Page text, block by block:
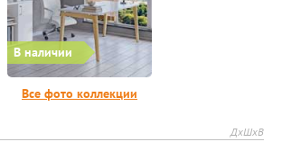
В наличии
Все фото коллекции
ДхШхВ